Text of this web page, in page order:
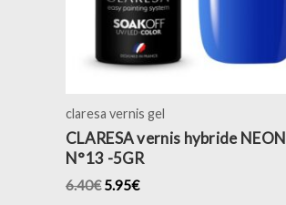
claresa vernis gel
CLARESA vernis hybride NEON
N°13 -5GR
6.40€ 5.95€